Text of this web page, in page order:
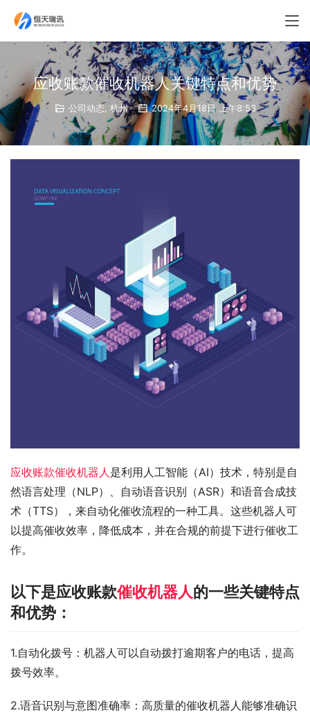
应收账款催收机器人关键特点和优势
公司动态, 杭州 2024年4月18日 上午8:53
应收账款催收机器人是利用人工智能（AI）技术，特别是自
然语言处理（NLP）、自动语音识别（ASR）和语音合成技
术（TTS），来自动化催收流程的一种工具。这些机器人可
以提高催收效率，降低成本，并在合规的前提下进行催收工
作。
以下是应收账款催收机器人的一些关键特点
和优势：
1.自动化拨号：机器人可以自动拨打逾期客户的电话，提高
拨号效率。
2.语音识别与意图准确率：高质量的催收机器人能够准确识